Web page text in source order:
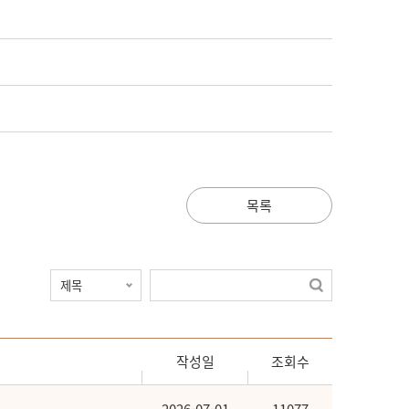
목록
작성일 조회수